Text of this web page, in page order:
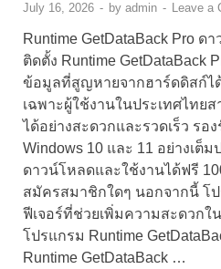
July 16, 2026 - by admin - Leave a
Runtime GetDataBack Pro
ติดตั้ง Runtime GetDataBack
ข้อมูลที่สูญหายจากฮาร์ดดิสก์ไ
เฉพาะผู้ใช้งานในประเทศไท
ได้อย่างสะดวกและรวดเร็ว รอ
Windows 10 และ 11 อย่างเ
ดาวน์โหลดและใช้งานได้ฟรี
สมัครสมาชิกใดๆ นอกจากนี้ โ
ฟีเจอร์ที่ช่วยเพิ่มความสะดวกใ
โปรแกรม Runtime
Runtime GetDataBack …